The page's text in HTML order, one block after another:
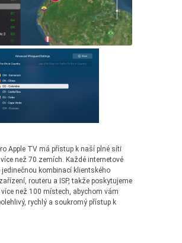
Apple TV má přístup k naší plné síti
než 70 zemích. Každé internetové
jedinečnou kombinací klientského
routeru a ISP, takže poskytujeme
více než 100 místech, abychom vám
rychlý a soukromý přístup k